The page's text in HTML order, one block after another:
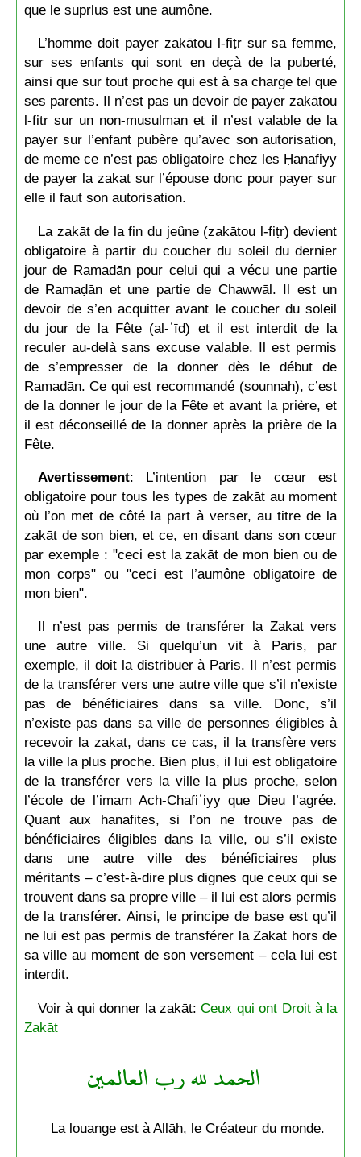
que le suprlus est une aumône.
L’homme doit payer zakātou l-fiṭr sur sa femme,
sur ses enfants qui sont en deçà de la puberté,
ainsi que sur tout proche qui est à sa charge tel que
ses parents. Il n’est pas un devoir de payer zakātou
l-fiṭr sur un non-musulman et il n’est valable de la
payer sur l’enfant pubère qu’avec son autorisation,
de meme ce n’est pas obligatoire chez les Ḥanafiyy
de payer la zakat sur l’épouse donc pour payer sur
elle il faut son autorisation.
La zakāt de la fin du jeûne (zakātou l-fiṭr) devient
obligatoire à partir du coucher du soleil du dernier
jour de Ramaḍān pour celui qui a vécu une partie
de Ramaḍān et une partie de Chawwāl. Il est un
devoir de s’en acquitter avant le coucher du soleil
du jour de la Fête (al-ʿīd) et il est interdit de la
reculer au-delà sans excuse valable. Il est permis
de s’empresser de la donner dès le début de
Ramaḍān. Ce qui est recommandé (sounnah), c’est
de la donner le jour de la Fête et avant la prière, et
il est déconseillé de la donner après la prière de la
Fête.
Avertissement: L’intention par le cœur est
obligatoire pour tous les types de zakāt au moment
où l’on met de côté la part à verser, au titre de la
zakāt de son bien, et ce, en disant dans son cœur
par exemple : "ceci est la zakāt de mon bien ou de
mon corps" ou "ceci est l’aumône obligatoire de
mon bien".
Il n’est pas permis de transférer la Zakat vers
une autre ville. Si quelqu’un vit à Paris, par
exemple, il doit la distribuer à Paris. Il n’est permis
de la transférer vers une autre ville que s’il n’existe
pas de bénéficiaires dans sa ville. Donc, s’il
n’existe pas dans sa ville de personnes éligibles à
recevoir la zakat, dans ce cas, il la transfère vers
la ville la plus proche. Bien plus, il lui est obligatoire
de la transférer vers la ville la plus proche, selon
l’école de l’imam Ach-Chafiʿiyy que Dieu l’agrée.
Quant aux hanafites, si l’on ne trouve pas de
bénéficiaires éligibles dans la ville, ou s’il existe
dans une autre ville des bénéficiaires plus
méritants – c’est-à-dire plus dignes que ceux qui se
trouvent dans sa propre ville – il lui est alors permis
de la transférer. Ainsi, le principe de base est qu’il
ne lui est pas permis de transférer la Zakat hors de
sa ville au moment de son versement – cela lui est
interdit.
Voir à qui donner la zakāt:Ceux qui ont Droit à la
Zakāt
الحمد لله رب العالمين
La louange est à Allāh, le Créateur du monde.